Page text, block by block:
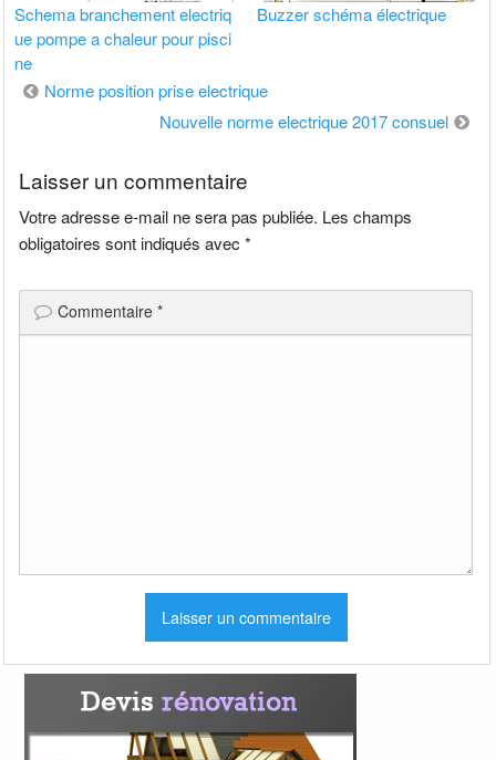
Schema branchement electriq
ue pompe a chaleur pour pisci
ne
Buzzer schéma électrique
Navigation
Norme position prise electrique
Nouvelle norme electrique 2017 consuel
Laisser un commentaire
Votre adresse e-mail ne sera pas publiée. Les champs
obligatoires sont indiqués avec*
Commentaire*